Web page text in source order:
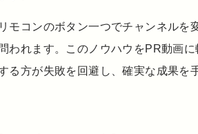
モコンのボタン一つでチャンネル
われます。このノウハウをPR動画
る方が失敗を回避し、確実な成果